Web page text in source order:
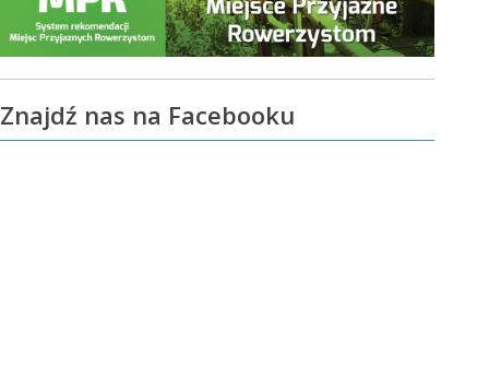
Znajdź nas na Facebooku